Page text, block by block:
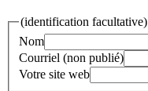
(identification facultative)
Nom
Courriel (non publié)
Votre site web